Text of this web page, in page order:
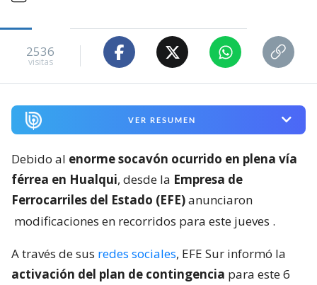
2536
visitas
VER RESUMEN
Debido al enorme socavón ocurrido en plena vía
férrea en Hualqui, desde la Empresa de
Ferrocarriles del Estado (EFE)anunciaron
modificaciones en recorridos para este jueves .
A través de sus redes sociales, EFE Sur informó la
activación del plan de contingencia para este 6